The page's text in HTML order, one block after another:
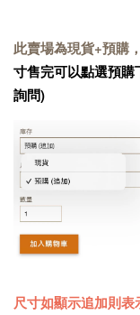
此賣場為現貨+預購
寸售完可以點選預
詢問)
尺寸如顯示追加則